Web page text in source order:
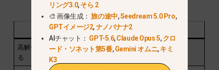
クです。.
する
高解像度の透過PNGを使用す
る
低解像度のJPEGを使う
リング3.0,そら 2
🎨 画像生成：旅の途中,Seedream 5.0 Pro,
GPTイメージ2,ナノバナナ2
AIチャット： GPT-5.6,Claude Opus 5,クロ
ード・ソネット第5番,Gemini オムニ,キミ
K3